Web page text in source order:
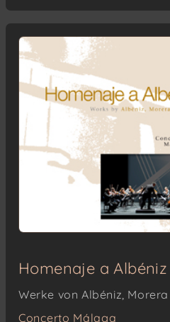
Homenaje a Albéniz
Werke von Albéniz,
Concerto Málaga